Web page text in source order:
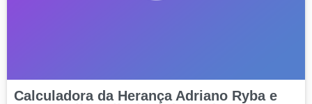
Calculadora da Herança Adriano Ryba e